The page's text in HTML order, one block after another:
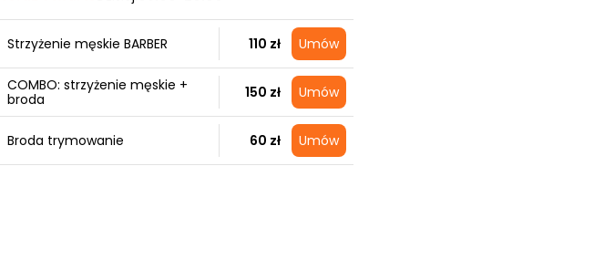
Strzyżenie męskie BARBER 110 zł Umów
COMBO: strzyżenie męskie +
broda
150 zł Umów
Broda trymowanie 60 zł Umów